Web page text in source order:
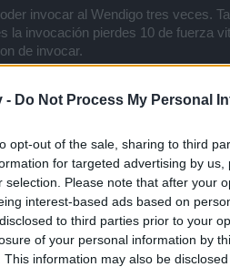
- Do Not Process My Personal
opt-out of the sale, sharing to third
for targeted advertising by
selection. Please note that after your
interest-based ads based on
to third parties prior to your
of your personal information by
This information may also be
invocar al Wendigo tres veces.
la invocación pierdes 10 de fuerza
de invocar.
la Barra IV, asi que lo que tienen
del Manto (si no lo usan se
bastante o poco, si van en
gasta mucha esencia de luz,
barril en una determinada
les dan, pero mejor hacerlas en
de luz, pero no la suficiente.